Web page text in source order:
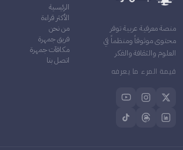
منصة معرفية عربية توفر
محتوى موثوقاً ومنظماً في
العلوم والثقافة والفكر
قيمة المرء ما يعرفه
الرئيسية
الأكثر قراءة
من نحن
فريق جمهرة
مكافآت جمهرة
اتصل بنا